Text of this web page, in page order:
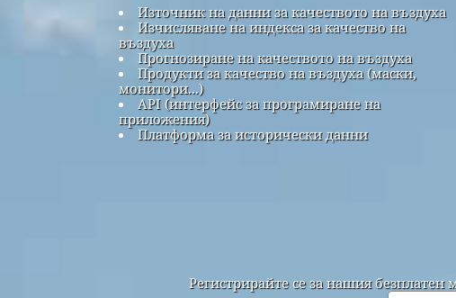
Източник на данни за качеството на въздуха
Изчисляване на индекса за качество на
въздуха
Прогнозиране на качеството на въздуха
Продукти за качество на въздуха (маски,
монитори...)
API (интерфейс за програмиране на
приложения)
Платформа за исторически данни
Регистрирайте се за нашия